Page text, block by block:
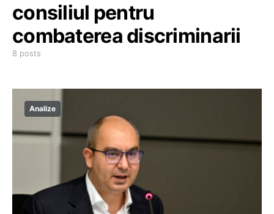
consiliul pentru
combaterea discriminarii
8 posts
Analize